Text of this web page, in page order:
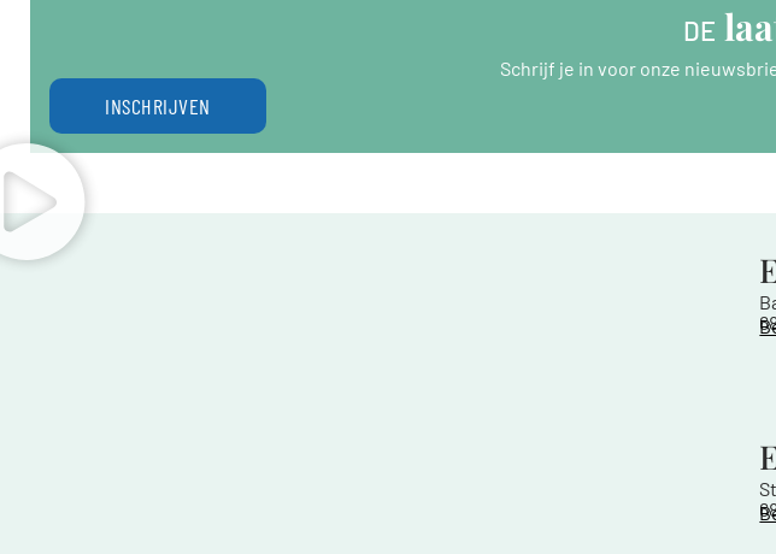
DE
Schrijf je in voor onze
INSCHRIJVEN